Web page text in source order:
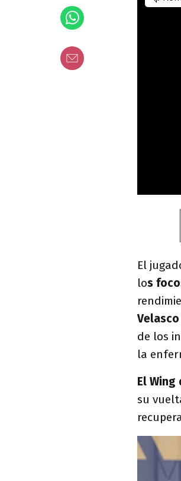
El
los
Velasco
de los
la
El
su